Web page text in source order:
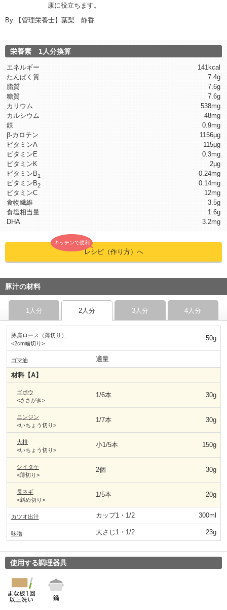
康に役立ちます。
By
【管理栄養士】葉梨 静香
栄養素 1人分換算
エネルギー
141kcal
たんぱく質
7.4g
脂質
7.6g
糖質
7.6g
カリウム
538mg
カルシウム
48mg
鉄
0.9mg
β-カロテン
1156μg
ビタミンA
115μg
ビタミンE
0.3mg
ビタミンK
2μg
ビタミンB1
0.24mg
ビタミンB2
0.14mg
ビタミンC
12mg
食物繊維
3.5g
食塩相当量
1.6g
DHA
3.2mg
キッチンで便利
レシピ（作り方）へ
豚汁の材料
1人分 2人分 3人分 4人分
豚肩ロース（薄切り）
<2cm幅切り>
50g
ゴマ油 適量
材料【A】
ゴボウ
<ささがき>
1/6本 30g
ニンジン
<いちょう切り>
1/7本 30g
大根
<いちょう切り>
小1/5本 150g
シイタケ
<薄切り>
2個 30g
長ネギ
<斜め切り>
1/5本 20g
カツオ出汁 カップ1・1/2 300ml
味噌 大さじ1・1/2 23g
使用する調理器具